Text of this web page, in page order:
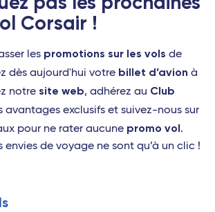
Corsair !
les promotions sur les vols de
dès aujourd'hui votre billet d’avion à
notre site web, adhérez au Club
avantages exclusifs et suivez-nous sur
pour ne rater aucune promo vol.
envies de voyage ne sont qu’à un clic !